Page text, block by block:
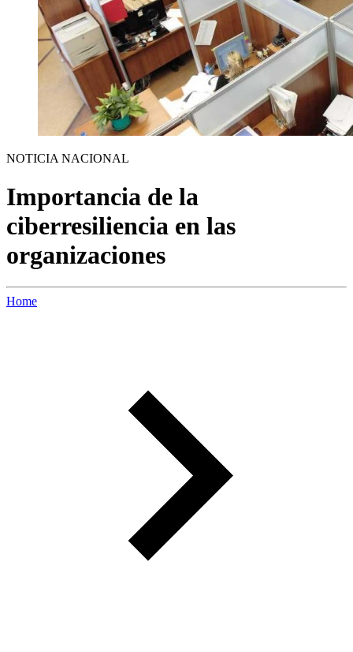
NOTICIA NACIONAL
Importancia de la
ciberresiliencia en las
organizaciones
Home